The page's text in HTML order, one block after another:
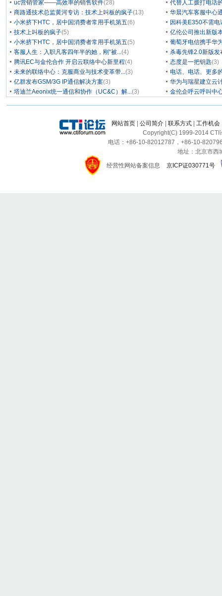
uc营销管家——高效率的销售软件(28)
代替人工拨打电话
商路通技术总监黄河专访：技术上叫板的疯子(13)
华晨汽车客服中心
小米挤下HTC，居中国消费者常用手机第五(6)
因科美E350不需
技术上叫板的疯子(5)
亿伦公司推出新版
小米挤下HTC，居中国消费者常用手机第五(5)
葡萄牙电信携手华
客服人生：入职凡客四年半的她，刚“被...(4)
杀毒先锋2.0新版发
腾讯EC与金伦合作 开启云联络中心新里程(4) 态度是一把钥匙(3)
未来的联络中心：克服商业与技术变革带...(3)
电话、电话、更多
亿群发布GSM/3G IP通信解决方案(3)
华为与瑞星建立云
塔迪兰Aeonix统一通信和协作（UC&C）解...(3) 金伦企呼云呼叫中
网站首页 公司简介 联系方式 工作机会
Copyright(C) 1999-2014 CTI
电话：+86-10-82012787，+86-10-
地址：北京市西
经营性网站备案信息
京ICP证030771号